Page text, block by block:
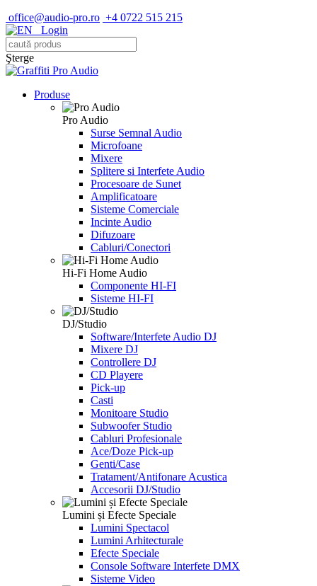
office@audio-pro.ro +4 0722 515 215
Login
Şterge
Produse
Pro Audio
Surse Semnal Audio
Microfoane
Mixere
Splitere si Interfete Audio
Procesoare de Sunet
Amplificatoare
Sisteme Comerciale
Incinte Audio
Difuzoare
Cabluri/Conectori
Hi-Fi Home Audio
Componente HI-FI
Sisteme HI-FI
DJ/Studio
Software/Interfete Audio DJ
Mixere DJ
Controllere DJ
CD Playere
Pick-up
Casti
Monitoare Studio
Subwoofer Studio
Cabluri Profesionale
Ace/Doze Pick-up
Genti/Case
Tratament/Antifonare Acustica
Accesorii DJ/Studio
Lumini și Efecte Speciale
Lumini Spectacol
Lumini Arhitecturale
Efecte Speciale
Console Software Interfete DMX
Sisteme Video